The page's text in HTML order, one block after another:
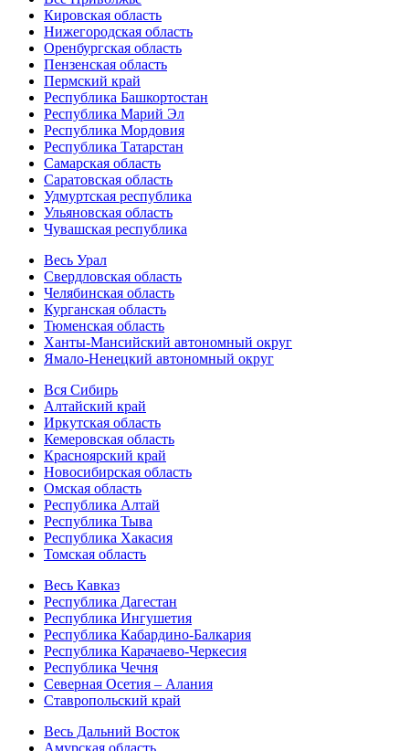
Кировская область
Нижегородская область
Оренбургская область
Пензенская область
Пермский край
Республика Башкортостан
Республика Марий Эл
Республика Мордовия
Республика Татарстан
Самарская область
Саратовская область
Удмуртская республика
Ульяновская область
Чувашская республика
Весь Урал
Свердловская область
Челябинская область
Курганская область
Тюменская область
Ханты-Мансийский автономный округ
Ямало-Ненецкий автономный округ
Вся Сибирь
Алтайский край
Иркутская область
Кемеровская область
Красноярский край
Новосибирская область
Омская область
Республика Алтай
Республика Тыва
Республика Хакасия
Томская область
Весь Кавказ
Республика Дагестан
Республика Ингушетия
Республика Кабардино-Балкария
Республика Карачаево-Черкесия
Республика Чечня
Северная Осетия – Алания
Ставропольский край
Весь Дальний Восток
Амурская область